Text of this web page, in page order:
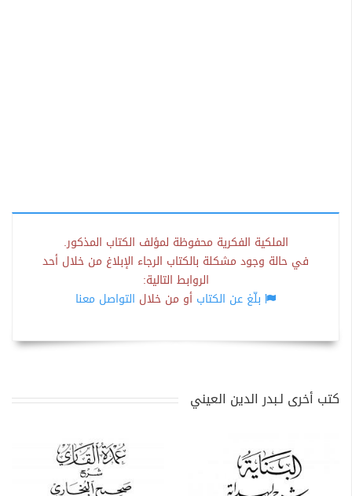
الملكية الفكرية محفوظة لمؤلف الكتاب المذكور.
في حالة وجود مشكلة بالكتاب الرجاء الإبلاغ من خلال أحد
الروابط التالية:
بلّغ عن الكتاب أو من خلال التواصل معنا
كتب أخرى لـبدر الدين العيني